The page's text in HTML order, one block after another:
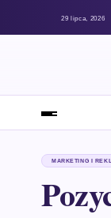
29 lipca, 2026
MARKETING I